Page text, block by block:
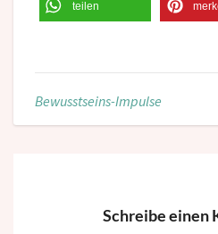
teilen
Bewusstseins-Impulse
Schreibe einen